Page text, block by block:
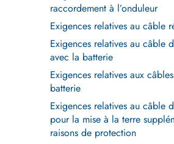
raccordement à l’onduleur
Exigences relatives au câble
Exigences relatives au câble
avec la batterie
Exigences relatives aux
batterie
Exigences relatives au câble
pour la mise à la terre
raisons de protection